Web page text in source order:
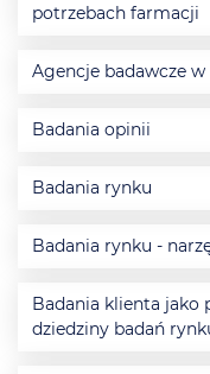
potrzebach farmacji
Agencje badawcze
Badania opinii
Badania rynku
Badania rynku -
Badania klienta jako
dziedziny badań